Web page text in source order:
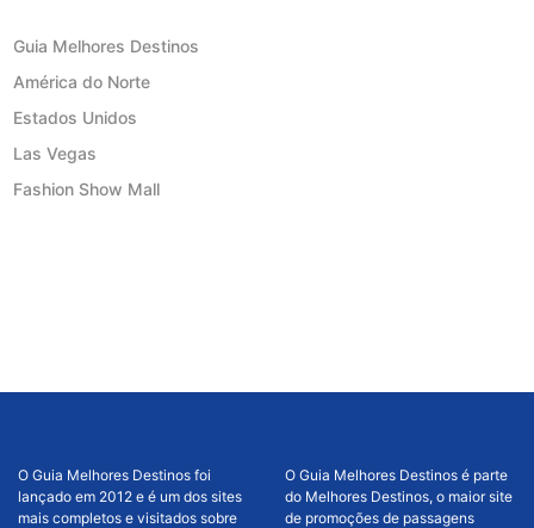
Guia Melhores Destinos
América do Norte
Estados Unidos
Las Vegas
Fashion Show Mall
O Guia Melhores Destinos foi
lançado em 2012 e é um dos sites
mais completos e visitados sobre
O Guia Melhores Destinos é parte
do Melhores Destinos, o maior site
de promoções de passagens